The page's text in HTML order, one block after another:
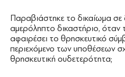
Παραβιάστηκε το δικαίωμα σε
αμερόληπτο δικαστήριο, όταν
αφαιρέσει το θρησκευτικό
περιεχόμενο των υποθέσεων
θρησκευτική ουδετερότητα;